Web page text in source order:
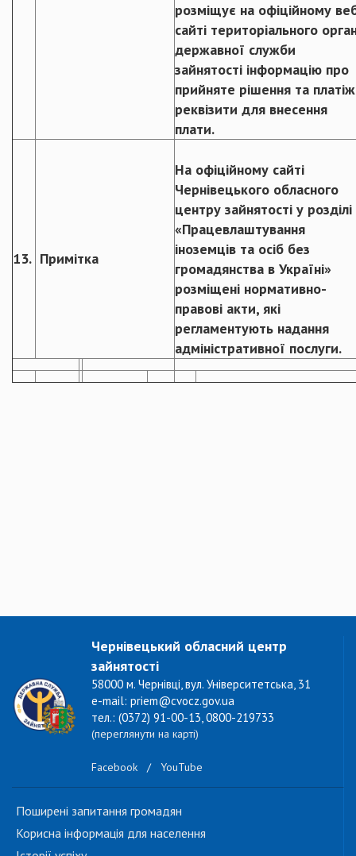
розміщує на офіційному
сайті територіального
державної служби
зайнятості інформацію про
прийняте рішення та
реквізити для внесення
плати.
13. Примітка
На офіційному сайті
Чернівецького обласного
центру зайнятості у розділі
«Працевлаштування
іноземців та осіб без
громадянства в Україні»
розміщені нормативно-
правові акти, які
регламентують надання
адміністративної послуги.
Чернівецький обласний центр
зайнятості
58000 м. Чернівці, вул. Університетська, 31
e-mail: priem@cvocz.gov.ua
тел.: (0372) 91-00-13, 0800-219733
(переглянути на карті)
Facebook / YouTube
Поширені запитання громадян
Корисна інформація для населення